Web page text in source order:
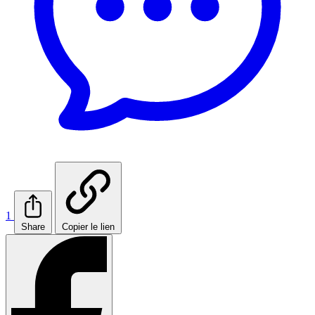
1
Share Copier le lien